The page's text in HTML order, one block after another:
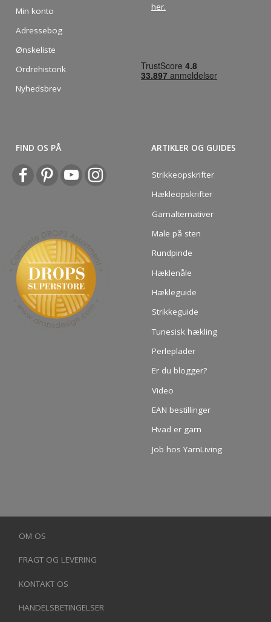
Min konto
Adressebog
Ønskeliste
Ordrehistorik
Nyhedsbrev
her.
FIND OS PÅ ARTIKLER OG GUIDES
Strikkeopskrifter
Hækleopskrifter
Garnalternativer
Male på sten
Rundpinde
Hæklenåle
Hækleguide
Strikkeguide
Tunesisk hækling
Perleplader
Er du blogger?
Video
EAN bestillinger
Hvad er garn
Job hos YarnLiving
OM OS
FRAGT OG LEVERING
KONTAKT OS
HANDELSBETINGELSER